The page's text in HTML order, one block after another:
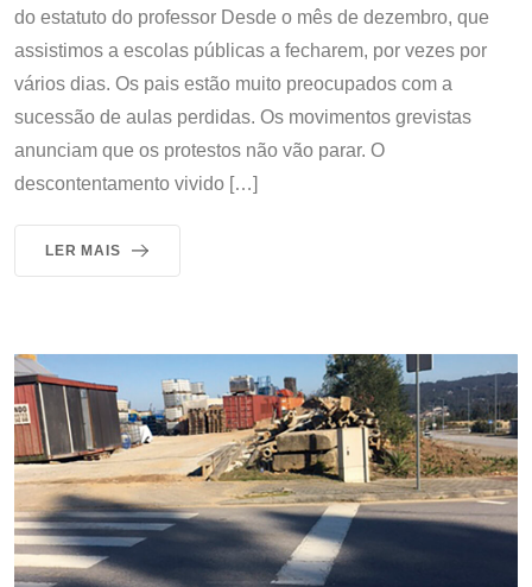
do estatuto do professor Desde o mês de dezembro, que
assistimos a escolas públicas a fecharem, por vezes por
vários dias. Os pais estão muito preocupados com a
sucessão de aulas perdidas. Os movimentos grevistas
anunciam que os protestos não vão parar. O
descontentamento vivido […]
LER MAIS